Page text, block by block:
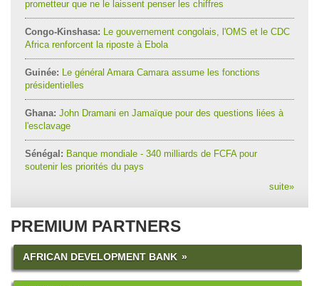
prometteur que ne le laissent penser les chiffres
Congo-Kinshasa: Le gouvernement congolais, l'OMS et le CDC
Africa renforcent la riposte à Ebola
Guinée: Le général Amara Camara assume les fonctions
présidentielles
Ghana: John Dramani en Jamaïque pour des questions liées à
l'esclavage
Sénégal: Banque mondiale - 340 milliards de FCFA pour
soutenir les priorités du pays
suite»
PREMIUM PARTNERS
AFRICAN DEVELOPMENT BANK